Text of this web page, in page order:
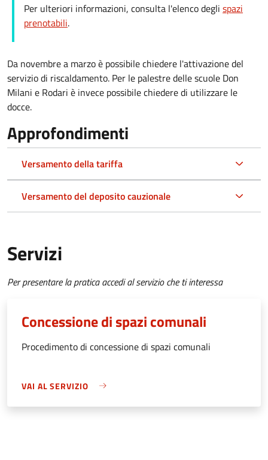
Per ulteriori informazioni, consulta l'elenco degli spazi
prenotabili.
Da novembre a marzo è possibile chiedere l'attivazione del
servizio di riscaldamento. Per le palestre delle scuole Don
Milani e Rodari è invece possibile chiedere di utilizzare le
docce.
Approfondimenti
Versamento della tariffa
Versamento del deposito cauzionale
Servizi
Per presentare la pratica accedi al servizio che ti interessa
Concessione di spazi comunali
Procedimento di concessione di spazi comunali
VAI AL SERVIZIO